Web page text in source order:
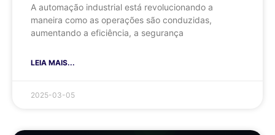
A automação industrial está revolucionando a
maneira como as operações são conduzidas,
aumentando a eficiência, a segurança
LEIA MAIS...
2025-03-05